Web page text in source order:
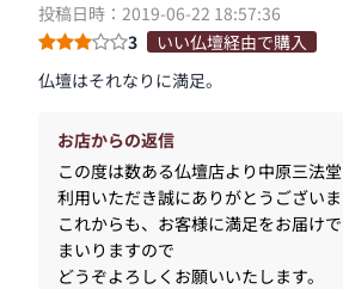
投稿日時：2019-06-22 18:57:36
3
いい仏壇経由で購入
仏壇はそれなりに満足。
お店からの返信
この度は数ある仏壇店より中原三法
利用いただき誠にありがとうございま
これからも、お客様に満足をお届け
まいりますので
どうぞよろしくお願いいたします。